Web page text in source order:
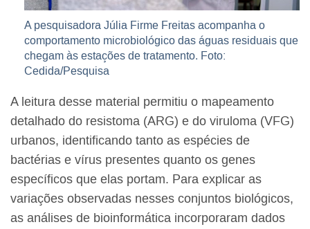
A pesquisadora Júlia Firme Freitas acompanha o
comportamento microbiológico das águas residuais que
chegam às estações de tratamento. Foto:
Cedida/Pesquisa
A leitura desse material permitiu o mapeamento
detalhado do resistoma (ARG) e do viruloma (VFG)
urbanos, identificando tanto as espécies de
bactérias e vírus presentes quanto os genes
específicos que elas portam. Para explicar as
variações observadas nesses conjuntos biológicos,
as análises de bioinformática incorporaram dados